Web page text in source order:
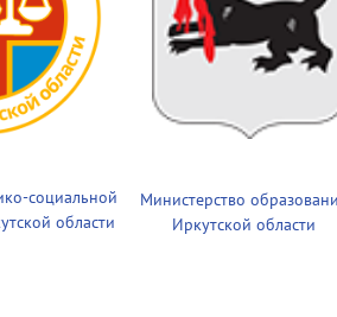
социальной
области
Министерство
Иркутской области